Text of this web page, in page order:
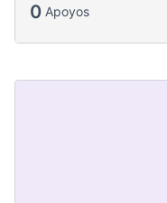
0 Apoyos